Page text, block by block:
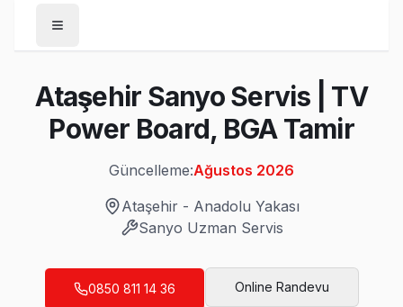
/Ataşehir
/Sanyo
Son Güncelleme:Ağustos 2026
Ataşehir'da Mahalle Mahalle Sanyo TV
Ataşehir Sanyo Servis | TV
Power Board, BGA Tamir
Güncelleme:Ağustos 2026
Ataşehir - Anadolu Yakası
Sanyo Uzman Servis
0850 811 14 36 Online Randevu